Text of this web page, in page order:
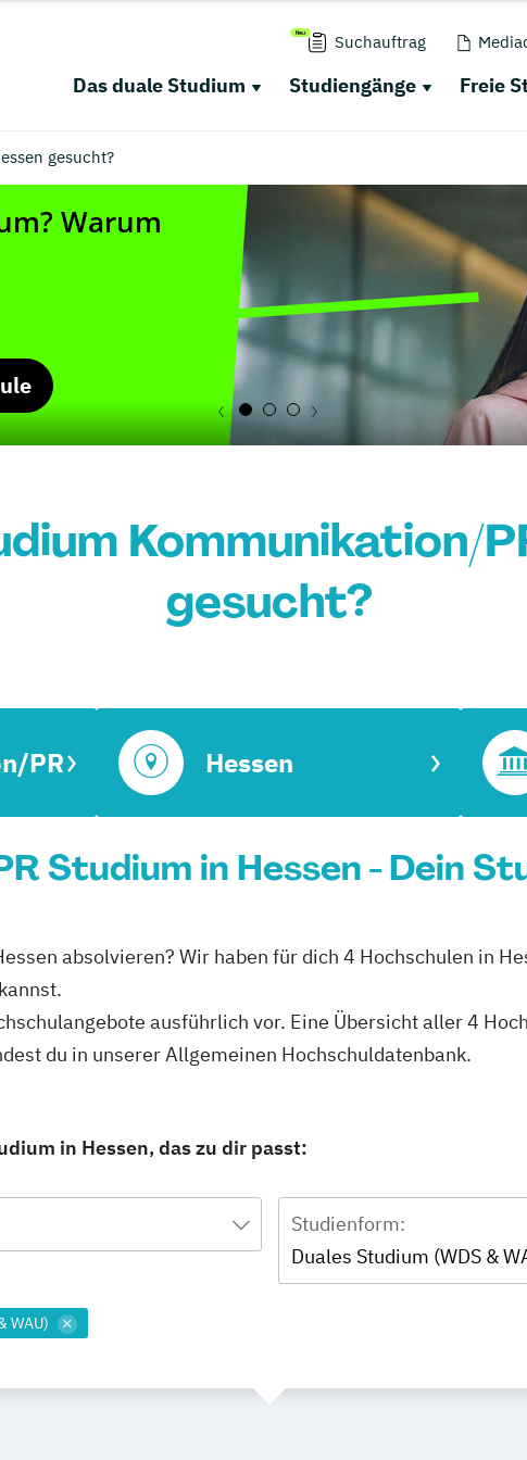
Suchauftrag
Das duale Studium Studiengänge Freie
gesucht?
Kommunikation/
gesucht?
PR Hessen
Studium in Hessen - Dein
absolvieren? Wir haben für dich 4 Hochschulen in
ausführlich vor. Eine Übersicht aller 4
du in unserer Allgemeinen Hochschuldatenbank.
in Hessen, das zu dir passt:
Studienform:
Duales Studium (WDS &
WAU)